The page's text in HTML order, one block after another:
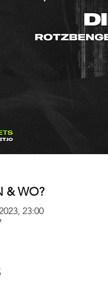
& WO?
23:00